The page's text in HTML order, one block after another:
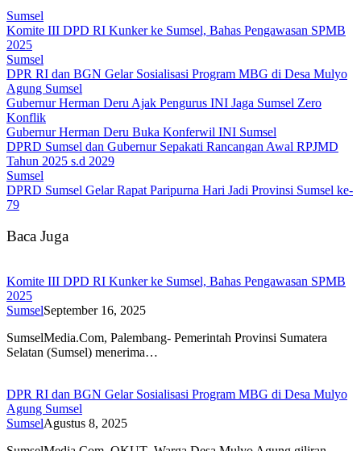
Sumsel
Komite III DPD RI Kunker ke Sumsel, Bahas Pengawasan SPMB
2025
Sumsel
DPR RI dan BGN Gelar Sosialisasi Program MBG di Desa Mulyo
Agung Sumsel
Gubernur Herman Deru Ajak Pengurus INI Jaga Sumsel Zero
Konflik
Gubernur Herman Deru Buka Konferwil INI Sumsel
DPRD Sumsel dan Gubernur Sepakati Rancangan Awal RPJMD
Tahun 2025 s.d 2029
Sumsel
DPRD Sumsel Gelar Rapat Paripurna Hari Jadi Provinsi Sumsel ke-
79
Baca Juga
Komite III DPD RI Kunker ke Sumsel, Bahas Pengawasan SPMB
2025
SumselSeptember 16, 2025
SumselMedia.Com, Palembang- Pemerintah Provinsi Sumatera
Selatan (Sumsel) menerima…
DPR RI dan BGN Gelar Sosialisasi Program MBG di Desa Mulyo
Agung Sumsel
SumselAgustus 8, 2025